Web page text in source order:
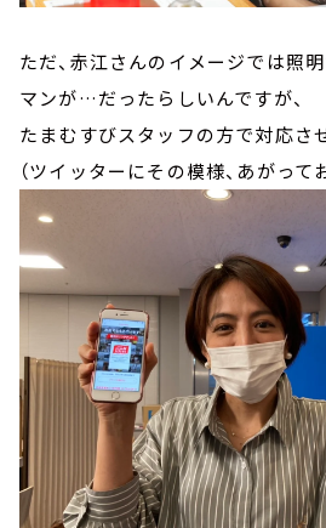
ただ、赤江さんのイメージでは照
マンが…だったらしいんですが、
たまむすびスタッフの方で対応さ
（ツイッターにその模様、あがって